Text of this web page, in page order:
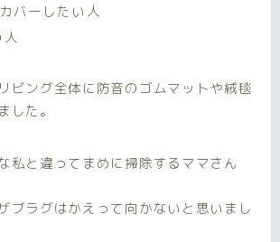
バーしたい人
ビング全体に防音のゴムマットや絨毯
した。
私と違ってまめに掃除するママさん
ブラグはかえって向かないと思いまし